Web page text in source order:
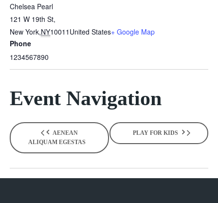
Chelsea Pearl
121 W 19th St,
New York,NY10011 United States+ Google Map
Phone
1234567890
Event Navigation
AENEAN
ALIQUAM EGESTAS
PLAY FOR KIDS